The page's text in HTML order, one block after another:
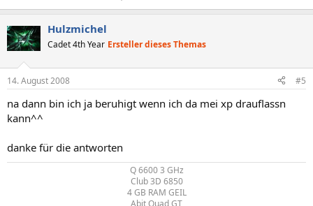
Hulzmichel
Cadet 4th Year Ersteller dieses Themas
14. August 2008 #5
na dann bin ich ja beruhigt wenn ich da mei xp drauflassn
kann^^
danke für die antworten
Q 6600 3 GHz
Club 3D 6850
4 GB RAM GEIL
Abit Quad GT